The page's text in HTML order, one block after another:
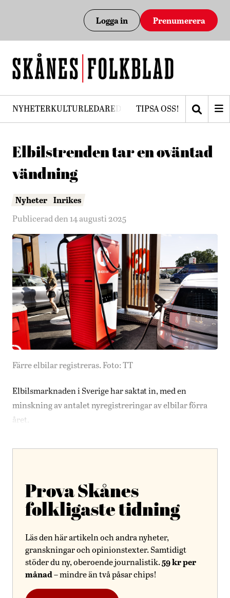
Logga in Prenumerera
NYHETERKULTURLEDAREDEBATTPRENUMERERA
TIPSA OSS!
Elbilstrenden tar en oväntad
vändning
Nyheter Inrikes
Publicerad den 14 augusti 2025
Färre elbilar registreras. Foto: TT
Elbilsmarknaden i Sverige har saktat in, med en
minskning av antalet nyregistreringar av elbilar förra
året.
Prova Skånes
folkligaste tidning
Läs den här artikeln och andra nyheter,
granskningar och opinionstexter. Samtidigt
stöder du ny, oberoende journalistik.59 kr per
månad– mindre än två påsar chips!